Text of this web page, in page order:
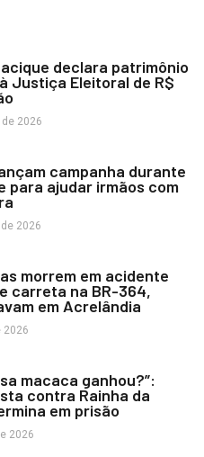
declara patrimônio
Justiça Eleitoral de R$
2026
campanha durante
para ajudar irmãos com
2026
morrem em acidente
carreta na BR-364,
em Acrelândia
2026
macaca ganhou?”:
contra Rainha da
em prisão
2026